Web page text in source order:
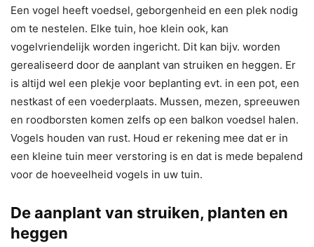
Een vogel heeft voedsel, geborgenheid en een plek nodig
om te nestelen. Elke tuin, hoe klein ook, kan
vogelvriendelijk worden ingericht. Dit kan bijv. worden
gerealiseerd door de aanplant van struiken en heggen. Er
is altijd wel een plekje voor beplanting evt. in een pot, een
nestkast of een voederplaats. Mussen, mezen, spreeuwen
en roodborsten komen zelfs op een balkon voedsel halen.
Vogels houden van rust. Houd er rekening mee dat er in
een kleine tuin meer verstoring is en dat is mede bepalend
voor de hoeveelheid vogels in uw tuin.
De aanplant van struiken, planten en
heggen